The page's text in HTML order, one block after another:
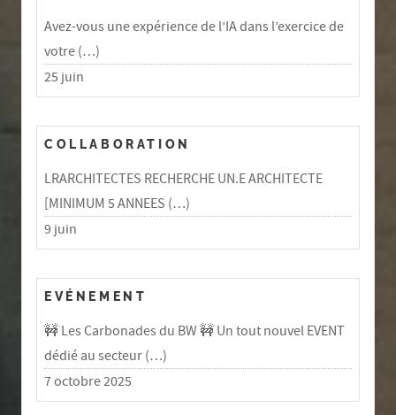
Avez-vous une expérience de l’IA dans l’exercice de
votre (…)
25 juin
COLLABORATION
LRARCHITECTES RECHERCHE UN.E ARCHITECTE
[MINIMUM 5 ANNEES (…)
9 juin
EVÉNEMENT
🚧 Les Carbonades du BW 🚧 Un tout nouvel EVENT
dédié au secteur (…)
7 octobre 2025